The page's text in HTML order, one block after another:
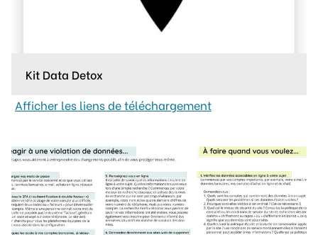
Kit Data Detox
Afficher les liens de téléchargement